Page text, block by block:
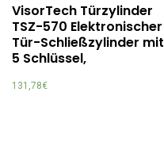
VisorTech Türzylinder
TSZ-570 Elektronischer
Tür-Schließzylinder mit
5 Schlüssel,
131,78€